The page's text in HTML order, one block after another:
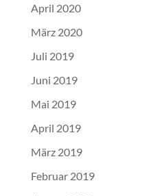
April 2020
März 2020
Juli 2019
Juni 2019
Mai 2019
April 2019
März 2019
Februar 2019